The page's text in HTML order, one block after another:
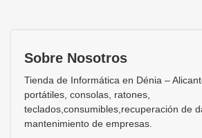
Sobre Nosotros
Tienda de Informática en Dénia –
portátiles, consolas, ratones,
teclados,consumibles,recuperación de
mantenimiento de empresas.